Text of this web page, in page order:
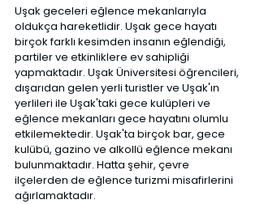
Uşak geceleri eğlence mekanlarıyla
oldukça hareketlidir. Uşak gece hayatı
birçok farklı kesimden insanın eğlendiği,
partiler ve etkinliklere ev sahipliği
yapmaktadır. Uşak Üniversitesi öğrencileri,
dışarıdan gelen yerli turistler ve Uşak'ın
yerlileri ile Uşak'taki gece kulüpleri ve
eğlence mekanları gece hayatını olumlu
etkilemektedir. Uşak'ta birçok bar, gece
kulübü, gazino ve alkollü eğlence mekanı
bulunmaktadır. Hatta şehir, çevre
ilçelerden de eğlence turizmi misafirlerini
ağırlamaktadır.